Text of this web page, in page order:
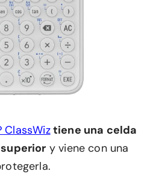
ClassWiztiene una celda
y viene con una